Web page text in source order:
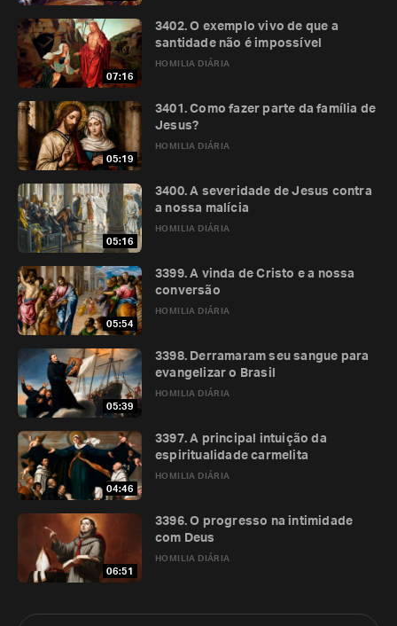
07:16
HOMILIA DIÁRIA
3402. O exemplo vivo de que a
santidade não é impossível
05:19
HOMILIA DIÁRIA
3401. Como fazer parte da família de
Jesus?
05:16
HOMILIA DIÁRIA
3400. A severidade de Jesus contra
a nossa malícia
05:54
HOMILIA DIÁRIA
3399. A vinda de Cristo e a nossa
conversão
05:39
HOMILIA DIÁRIA
3398. Derramaram seu sangue para
evangelizar o Brasil
04:46
HOMILIA DIÁRIA
3397. A principal intuição da
espiritualidade carmelita
06:51
HOMILIA DIÁRIA
3396. O progresso na intimidade
com Deus